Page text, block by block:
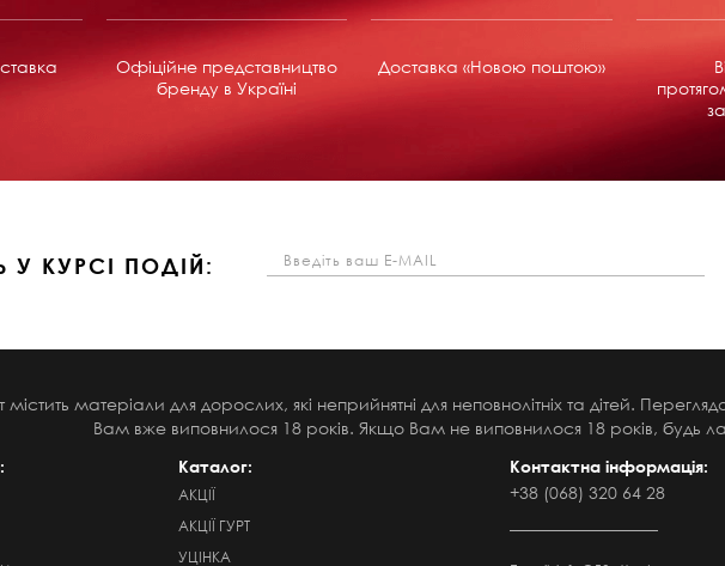
Офіційне представництво
бренду в Україні
Доставка «Новою поштою»
У КУРСІ ПОДІЙ:
матеріали для дорослих, які неприйнятні для неповнолітніх та дітей.
Вам вже виповнилося 18 років. Якщо Вам не виповнилося 18 років, будь
Каталог:
АКЦІЇ
АКЦІЇ ГУРТ
УЦІНКА
Контактна інформація:
+38 (068) 320 64 28